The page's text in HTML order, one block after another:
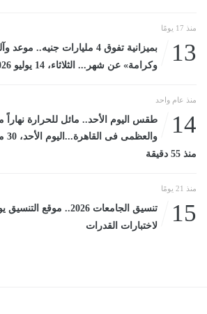
منذ 17 يومًا
13
بميزانية تفوق 4 مليارات
وكرامة» عن شهر... الثلاثاء، 14 يوليو 2026 10:46 صـ
منذ عام واحد
14
طقس اليوم الأحد.. مائل للحرارة نهاراً
منذ 55 دقيقة
منذ 21 يومًا
15
تنسيق الجامعات 2026..
لاختبارات القدرات